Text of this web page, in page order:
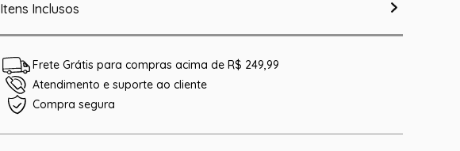
Itens Inclusos
Frete Grátis para compras acima de R$ 249,99
Atendimento e suporte ao cliente
Compra segura